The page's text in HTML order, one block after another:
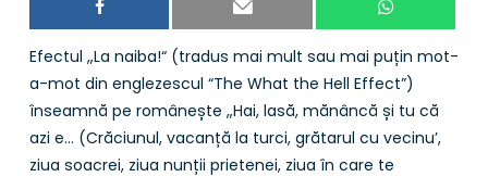
Efectul „La naiba!“ (tradus mai mult sau mai puțin mot-
a-mot din englezescul “The What the Hell Effect”)
înseamnă pe românește „Hai, lasă, mănâncă și tu că
azi e… (Crăciunul, vacanță la turci, grătarul cu vecinu’,
ziua soacrei, ziua nunții prietenei, ziua în care te